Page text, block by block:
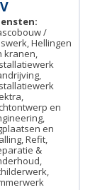
/
Hellingen
kranen,
en
en
Refit,
&